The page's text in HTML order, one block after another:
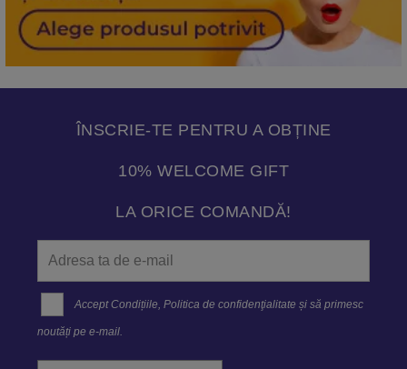
ÎNSCRIE-TE PENTRU A OBȚINE
10% WELCOME GIFT
LA ORICE COMANDĂ!
Accept Condițiile,Politica de confidenţialitate și să primesc
noutăți pe e-mail.